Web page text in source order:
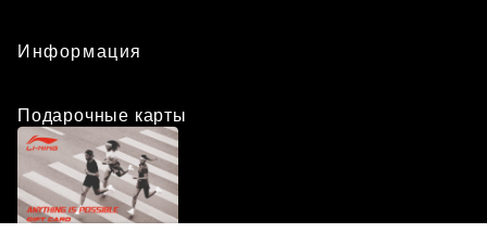
Информация
Подарочные карты